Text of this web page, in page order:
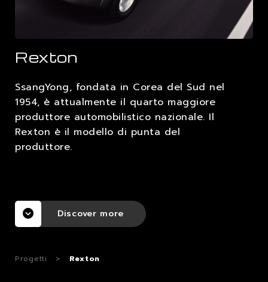
LAVORA CON NOI
Rexton
SsangYong, fondata in Corea del Sud nel
1954, è attualmente il quarto maggiore
produttore automobilistico nazionale. Il
Rexton è il modello di punta del
produttore.
Discover more
Progetti > Rexton